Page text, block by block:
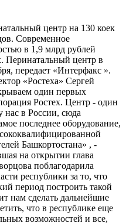
центр на 130 коек
Современное
в 1,9 млрд рублей
Перинатальный центр в
передает «Интерфакс ».
«Ростеха» Сергей
один первых
Ростех. Центр - один
нас в России, сюда
последнее оборудование,
Башкортостана» , -
на открытии глава
поблагодарила
республики за то, что
период построить такой
нам сделать дальнейшие
что в республике еще
возможностей и все,